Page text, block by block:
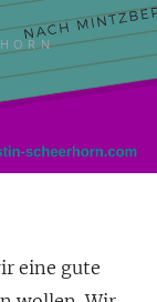
eine gute